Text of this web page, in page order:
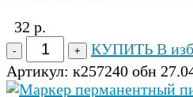
32 р.
КУПИТЬ В
Артикул: к257240 обн